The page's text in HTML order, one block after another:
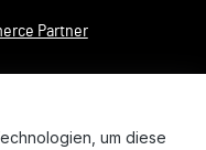
Partner
um diese